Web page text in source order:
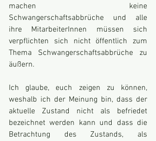
machen keine
Schwangerschaftsabbrüche und alle
ihre MitarbeiterInnen müssen sich
verpflichten sich nicht öffentlich zum
Thema Schwangerschaftsabbrüche zu
äußern.
Ich glaube, euch zeigen zu können,
weshalb ich der Meinung bin, dass der
aktuelle Zustand nicht als befriedet
bezeichnet werden kann und dass die
Betrachtung des Zustands, als